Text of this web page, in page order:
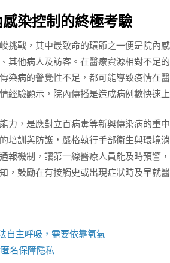
染控制的終極考驗
挑戰，其中最致命的環節之一便是院內
其他病人及訪客。在醫療資源相對不足
染病的警覺性不足，都可能導致疫情在
經驗顯示，院內傳播是造成病例數快速
力，是應對立百病毒等新興傳染病的重
培訓與防護，嚴格執行手部衛生與環境
報機制，讓第一線醫療人員能及時預警
，鼓勵在有接觸史或出現症狀時及早就
自主呼吸，需要依靠氧氣
名保障隱私